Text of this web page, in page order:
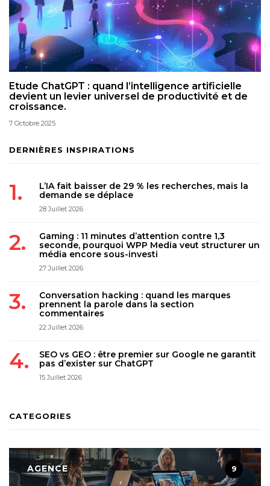
Etude ChatGPT : quand l’intelligence artificielle
devient un levier universel de productivité et de
croissance.
7 Octobre 2025
DERNIÈRES INSPIRATIONS
L’IA fait baisser de 29 % les recherches, mais la
demande se déplace
28 Juillet 2026
Gaming : 11 minutes d’attention contre 1,3
seconde, pourquoi WPP Media veut structurer un
média encore sous-investi
27 Juillet 2026
Conversation hacking : quand les marques
prennent la parole dans la section
commentaires
22 Juillet 2026
SEO vs GEO : être premier sur Google ne garantit
pas d’exister sur ChatGPT
15 Juillet 2026
CATEGORIES
AGENCE 9